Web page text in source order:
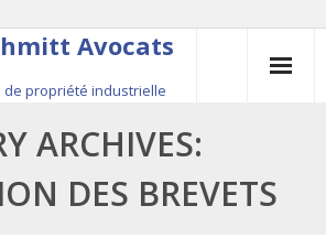
Avocats
de propriété industrielle
75001 Paris, +33 (0)1 84 16 35
ARCHIVES:
DES BREVETS